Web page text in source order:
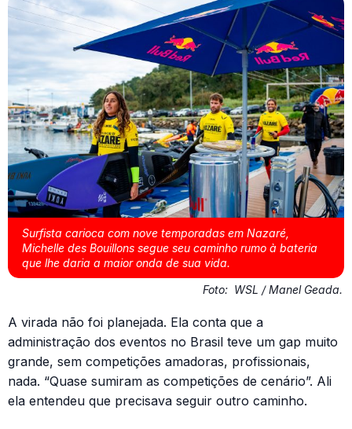
Surfista carioca com nove temporadas em Nazaré,
Michelle des Bouillons segue seu caminho rumo à bateria
que lhe daria a maior onda de sua vida.
Foto: WSL / Manel Geada.
A virada não foi planejada. Ela conta que a
administração dos eventos no Brasil teve um gap muito
grande, sem competições amadoras, profissionais,
nada. “Quase sumiram as competições de cenário”. Ali
ela entendeu que precisava seguir outro caminho.